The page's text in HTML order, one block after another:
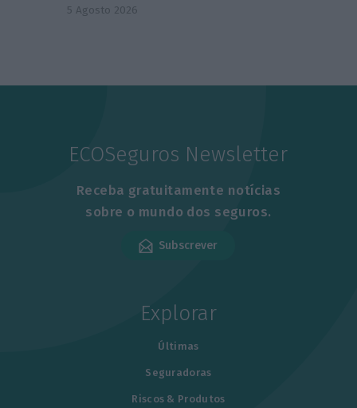
5 Agosto 2026
ECOSeguros Newsletter
Receba gratuitamente notícias
sobre o mundo dos seguros.
Subscrever
Explorar
Últimas
Seguradoras
Riscos & Produtos